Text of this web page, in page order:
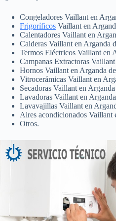
Congeladores Vaillant en
Frigoríficos Vaillant en
Calentadores Vaillant en
Calderas Vaillant en Arganda
Termos Eléctricos Vaillant en
Campanas Extractoras
Hornos Vaillant en Arganda
Vitrocerámicas Vaillant en
Secadoras Vaillant en
Lavadoras Vaillant en
Lavavajillas Vaillant en
Aires acondicionados Vaillant
Otros.